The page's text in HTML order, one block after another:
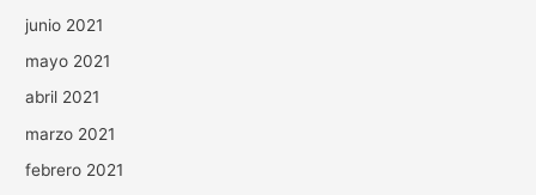
junio 2021
mayo 2021
abril 2021
marzo 2021
febrero 2021